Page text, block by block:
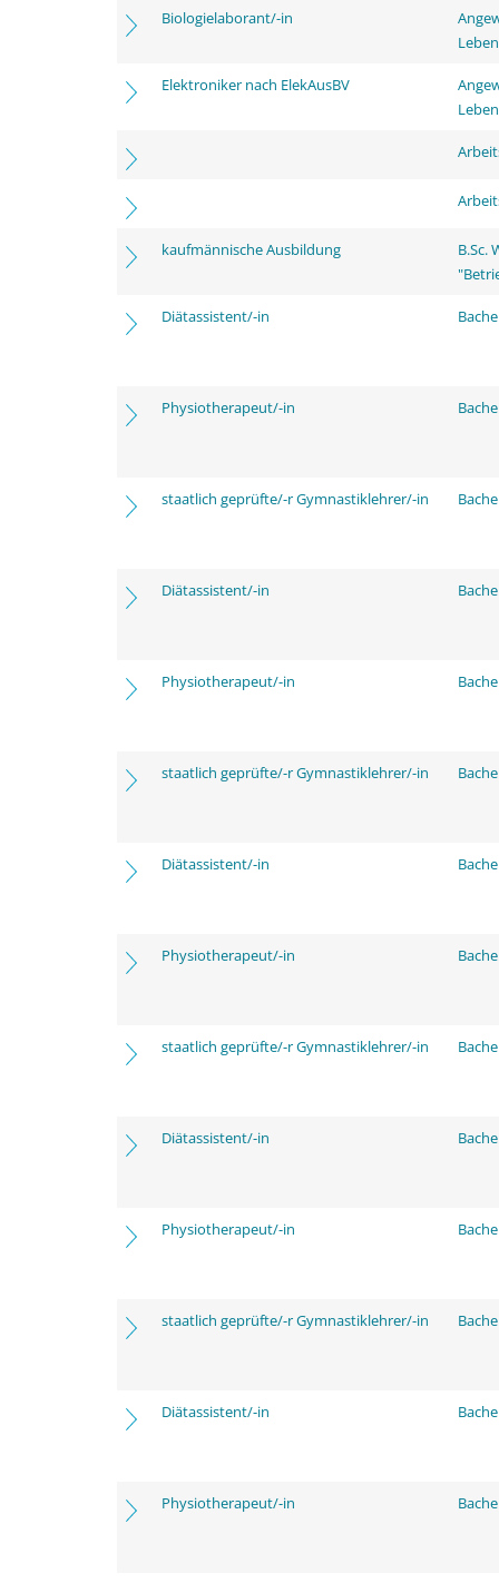
Biologielaborant/-in
Elektroniker nach ElekAusBV
kaufmännische Ausbildung
B.Sc.
Diätassistent/-in
Physiotherapeut/-in
staatlich geprüfte/-r Gymnastiklehrer/-in
Diätassistent/-in
Physiotherapeut/-in
staatlich geprüfte/-r Gymnastiklehrer/-in
Diätassistent/-in
Physiotherapeut/-in
staatlich geprüfte/-r Gymnastiklehrer/-in
Diätassistent/-in
Physiotherapeut/-in
staatlich geprüfte/-r Gymnastiklehrer/-in
Diätassistent/-in
Physiotherapeut/-in